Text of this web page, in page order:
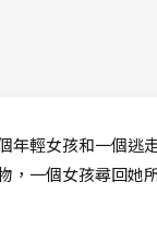
輕女孩和一個逃
一個女孩尋回她